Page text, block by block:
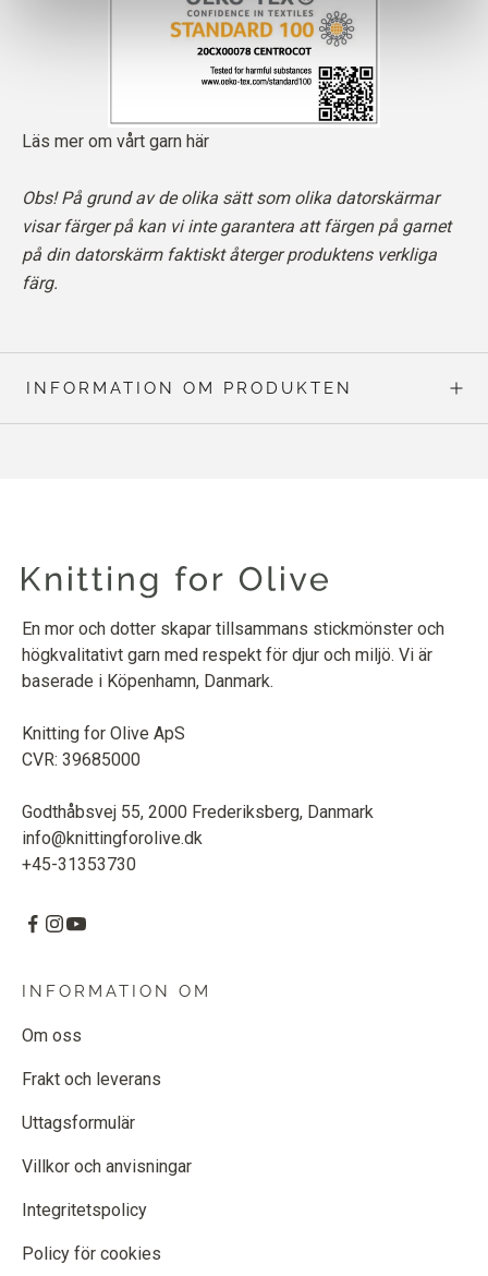
Läs mer om vårt garn här
Obs! På grund av de olika sätt som olika datorskärmar
visar färger på kan vi inte garantera att färgen på garnet
på din datorskärm faktiskt återger produktens verkliga
färg.
INFORMATION OM PRODUKTEN
En mor och dotter skapar tillsammans stickmönster och
högkvalitativt garn med respekt för djur och miljö. Vi är
baserade i Köpenhamn, Danmark.
Knitting for Olive ApS
CVR: 39685000
Godthåbsvej 55, 2000 Frederiksberg, Danmark
info@knittingforolive.dk
+45-31353730
INFORMATION OM
Om oss
Frakt och leverans
Uttagsformulär
Villkor och anvisningar
Integritetspolicy
Policy för cookies